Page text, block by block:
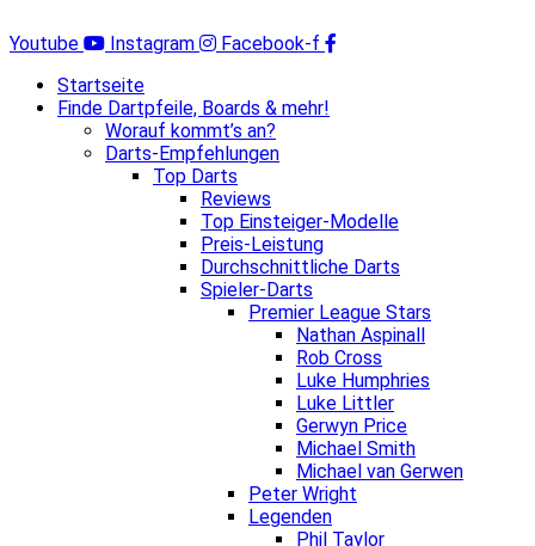
Inhalt
Youtube Instagram
Facebook-f
Startseite
Finde Dartpfeile, Boards & mehr!
Worauf kommt’s an?
Darts-Empfehlungen
Top Darts
Reviews
Top Einsteiger-Modelle
Preis-Leistung
Durchschnittliche Darts
Spieler-Darts
Premier League Stars
Nathan Aspinall
Rob Cross
Luke Humphries
Luke Littler
Gerwyn Price
Michael Smith
Michael van Gerwen
Peter Wright
Legenden
Phil Taylor